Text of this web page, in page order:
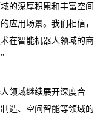
的深厚积累和丰富空间
应用场景。我们相信，
在智能机器人领域的商
领域继续展开深度合
造、空间智能等领域的